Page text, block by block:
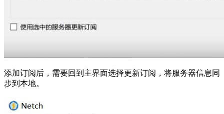
添加订阅后，需要回到主界面选择更新订阅，将服务器信息同
步到本地。